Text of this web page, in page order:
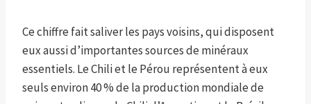
Ce chiffre fait saliver les pays voisins, qui disposent
eux aussi d’importantes sources de minéraux
essentiels. Le Chili et le Pérou représentent à eux
seuls environ 40 % de la production mondiale de